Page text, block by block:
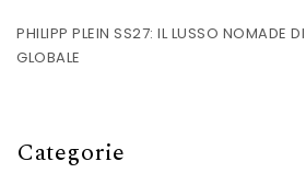
PHILIPP PLEIN SS27: IL LUSSO NOMADE
GLOBALE
Categorie